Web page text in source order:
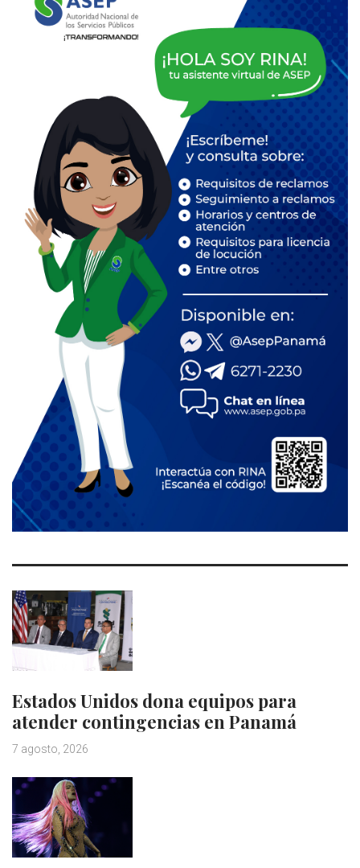
Estados Unidos dona equipos para
atender contingencias en Panamá
7 agosto, 2026